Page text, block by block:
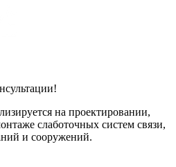
на проектировании,
слаботочных систем связи,
и сооружений.